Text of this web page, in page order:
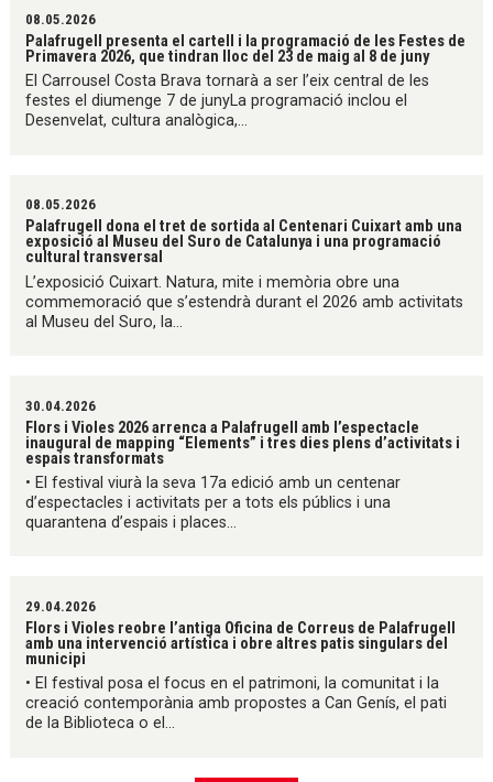
08.05.2026
Palafrugell presenta el cartell i la programació de les Festes de
Primavera 2026, que tindran lloc del 23 de maig al 8 de juny
El Carrousel Costa Brava tornarà a ser l’eix central de les
festes el diumenge 7 de junyLa programació inclou el
Desenvelat, cultura analògica,...
08.05.2026
Palafrugell dona el tret de sortida al Centenari Cuixart amb una
exposició al Museu del Suro de Catalunya i una programació
cultural transversal
L’exposició Cuixart. Natura, mite i memòria obre una
commemoració que s’estendrà durant el 2026 amb activitats
al Museu del Suro, la...
30.04.2026
Flors i Violes 2026 arrenca a Palafrugell amb l’espectacle
inaugural de mapping “Elements” i tres dies plens d’activitats i
espais transformats
• El festival viurà la seva 17a edició amb un centenar
d’espectacles i activitats per a tots els públics i una
quarantena d’espais i places...
29.04.2026
Flors i Violes reobre l’antiga Oficina de Correus de Palafrugell
amb una intervenció artística i obre altres patis singulars del
municipi
• El festival posa el focus en el patrimoni, la comunitat i la
creació contemporània amb propostes a Can Genís, el pati
de la Biblioteca o el...